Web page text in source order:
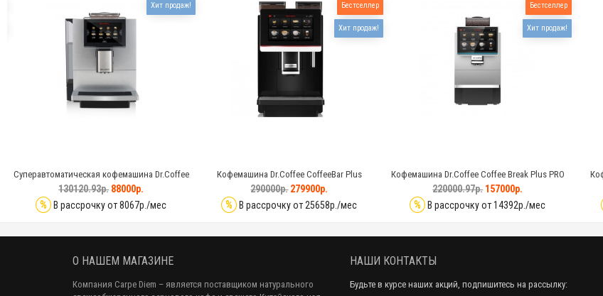
Хит продаж!
Суперавтоматическая кофемашина Dr.Coffee
F10
130120.93р. 88000р.
% В рассрочку от 8067р./мес
Бестселлер
Хит продаж!
Кофемашина Dr.Coffee CoffeeBar Plus
290000р.279900р.
% В рассрочку от 25658р./мес
Бестселлер
Хит продаж!
Кофемашина Dr.Coffee Coffee Break Plus PRO
220000.97р.157000р.
% В рассрочку от 14392р./мес
О НАШЕМ МАГАЗИНЕ
Компания Carpe Diem – является поставщиком натурального
НАШИ КОНТАКТЫ
Будьте в курсе наших акций, подпишитесь на рассылку: